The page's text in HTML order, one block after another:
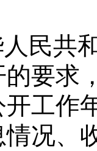
民共
要求
开工作
况、